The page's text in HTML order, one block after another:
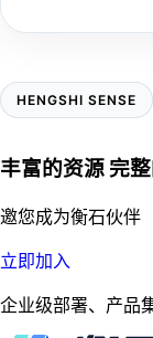
HENGSHI SENSE
丰富的资源 完
邀您成为衡石伙伴
立即加入
企业级部署、产品